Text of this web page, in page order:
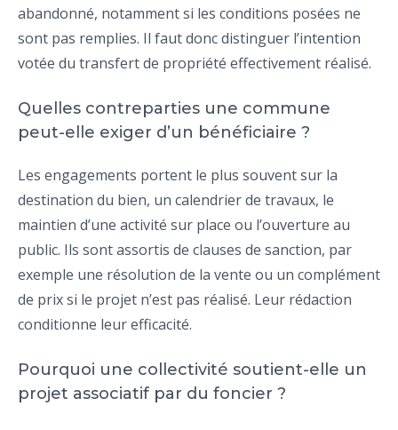
abandonné, notamment si les conditions posées ne
sont pas remplies. Il faut donc distinguer l’intention
votée du transfert de propriété effectivement réalisé.
Quelles contreparties une commune
peut-elle exiger d’un bénéficiaire ?
Les engagements portent le plus souvent sur la
destination du bien, un calendrier de travaux, le
maintien d’une activité sur place ou l’ouverture au
public. Ils sont assortis de clauses de sanction, par
exemple une résolution de la vente ou un complément
de prix si le projet n’est pas réalisé. Leur rédaction
conditionne leur efficacité.
Pourquoi une collectivité soutient-elle un
projet associatif par du foncier ?